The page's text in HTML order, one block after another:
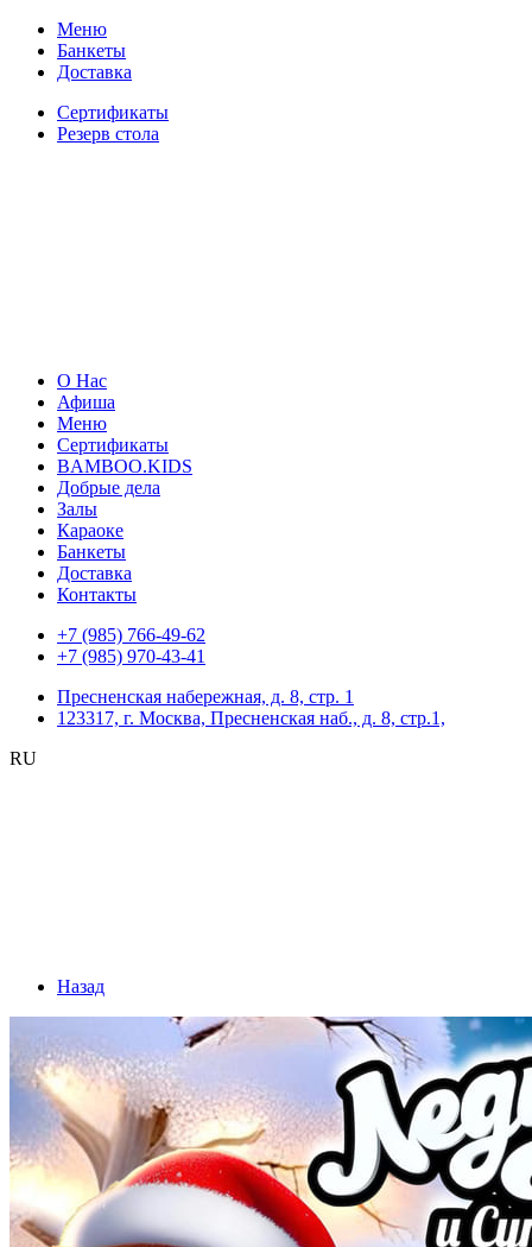
Меню
Банкеты
Доставка
Сертификаты
Резерв стола
О Нас
Афиша
Меню
Сертификаты
BAMBOO.KIDS
Добрые дела
Залы
Караоке
Банкеты
Доставка
Контакты
+7 (985) 766-49-62
+7 (985) 970-43-41
Пресненская набережная, д. 8, стр. 1
123317, г. Москва, Пресненская наб., д. 8, стр.1,
RU
Назад